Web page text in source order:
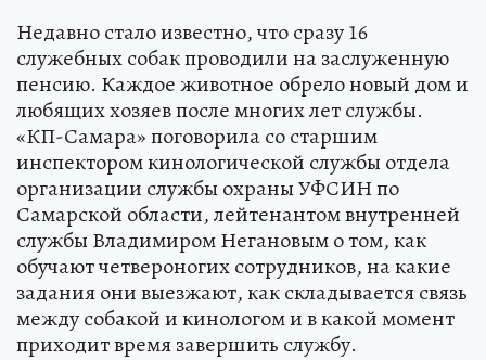
Недавно стало известно, что сразу 16
служебных собак проводили на заслуженную
пенсию. Каждое животное обрело новый дом и
любящих хозяев после многих лет службы.
«КП-Самара» поговорила со старшим
инспектором кинологической службы отдела
организации службы охраны УФСИН по
Самарской области, лейтенантом внутренней
службы Владимиром Негановым о том, как
обучают четвероногих сотрудников, на какие
задания они выезжают, как складывается связь
между собакой и кинологом и в какой момент
приходит время завершить службу.